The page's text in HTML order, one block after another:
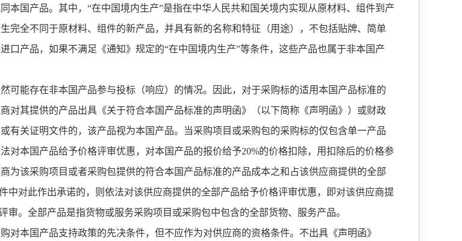
本国产品。其中， “在中国境内生产”是指在中华人民共和国关境内实现从原材料、组件到产
完全不同于原材料、组件的新产品，并具有新的名称和特征（用途），不包括贴牌、简单
口产品，如果不满足《通知》规定的“在中国境内生产”等条件，这些产品也属于非本国产
可能存在非本国产品参与投标（响应）的情况。因此，对于采购标的适用本国产品标准的
对其提供的产品出具《关于符合本国产品标准的声明函》（以下简称《声明函》）或财政
有关证明文件的，该产品视为本国产品。当采购项目或采购包的采购标的仅包含单一产品
对本国产品给予价格评审优惠，对本国产品的报价给予20%的价格扣除，用扣除后的价格参
为该采购项目或者采购包提供的符合本国产品标准的产品成本之和占该供应商提供的全部
中对此作出承诺的，则依法对该供应商提供的全部产品给予价格评审优惠，即对该供应商提
审。全部产品是指货物或服务采购项目或采购包中包含的全部货物、服务产品。
对本国产品支持政策的先决条件，但不应作为对供应商的资格条件。不出具《声明函》